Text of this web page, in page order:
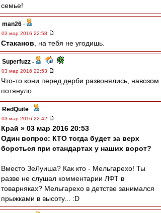
семье!
man26 -
03 мар 2016 22:58
Cтаканов , на тебя не угодишь.
Superfuzz -
03 мар 2016 22:53
Что-то кони перед дерби развонялись, навозом
потянуло.
RedQuite -
03 мар 2016 22:42
Край » 03 мар 2016 20:53
Один вопрос: КТО тогда будет за верх
бороться при стандартах у наших ворот?
Вместо ЗеЛуиша? Как кто - Мельгарехо! Ты
разве не слушал комментарии ЛФТ в
товарняках? Мельгарехо в детстве занимался
прыжками в высоту... :D